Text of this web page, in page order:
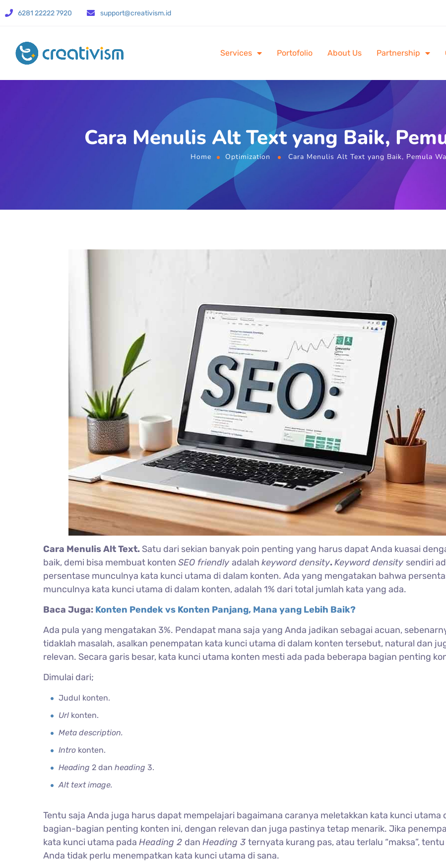
6281 22222 7920 support@creativism.id
Services Portofolio About Us Partnership
Cara Menulis Alt Text yang Baik,
Home Optimization Cara Menulis Alt Text yang Baik, Pemula
Cara Menulis Alt Text. Satu dari sekian banyak poin penting yang harus dapat Anda kuasai
baik, demi bisa membuat konten SEO friendly adalah keyword density.Keyword density sendiri
persentase munculnya kata kunci utama di dalam konten. Ada yang mengatakan bahwa
munculnya kata kunci utama di dalam konten, adalah 1% dari total jumlah kata yang ada.
Baca Juga: Konten Pendek vs Konten Panjang, Mana yang Lebih Baik?
Ada pula yang mengatakan 3%. Pendapat mana saja yang Anda jadikan sebagai acuan,
tidaklah masalah, asalkan penempatan kata kunci utama di dalam konten tersebut, natural dan
relevan. Secara garis besar, kata kunci utama konten mesti ada pada beberapa bagian penting
Dimulai dari;
Judul konten.
Url konten.
Meta description.
Intro konten.
Heading 2 dan heading 3.
Alt text image.
Tentu saja Anda juga harus dapat mempelajari bagaimana caranya meletakkan kata kunci utama
bagian-bagian penting konten ini, dengan relevan dan juga pastinya tetap menarik. Jika
kata kunci utama pada Heading 2 dan Heading 3 ternyata kurang pas, atau terlalu “maksa”, tentu
Anda tidak perlu menempatkan kata kunci utama di sana.